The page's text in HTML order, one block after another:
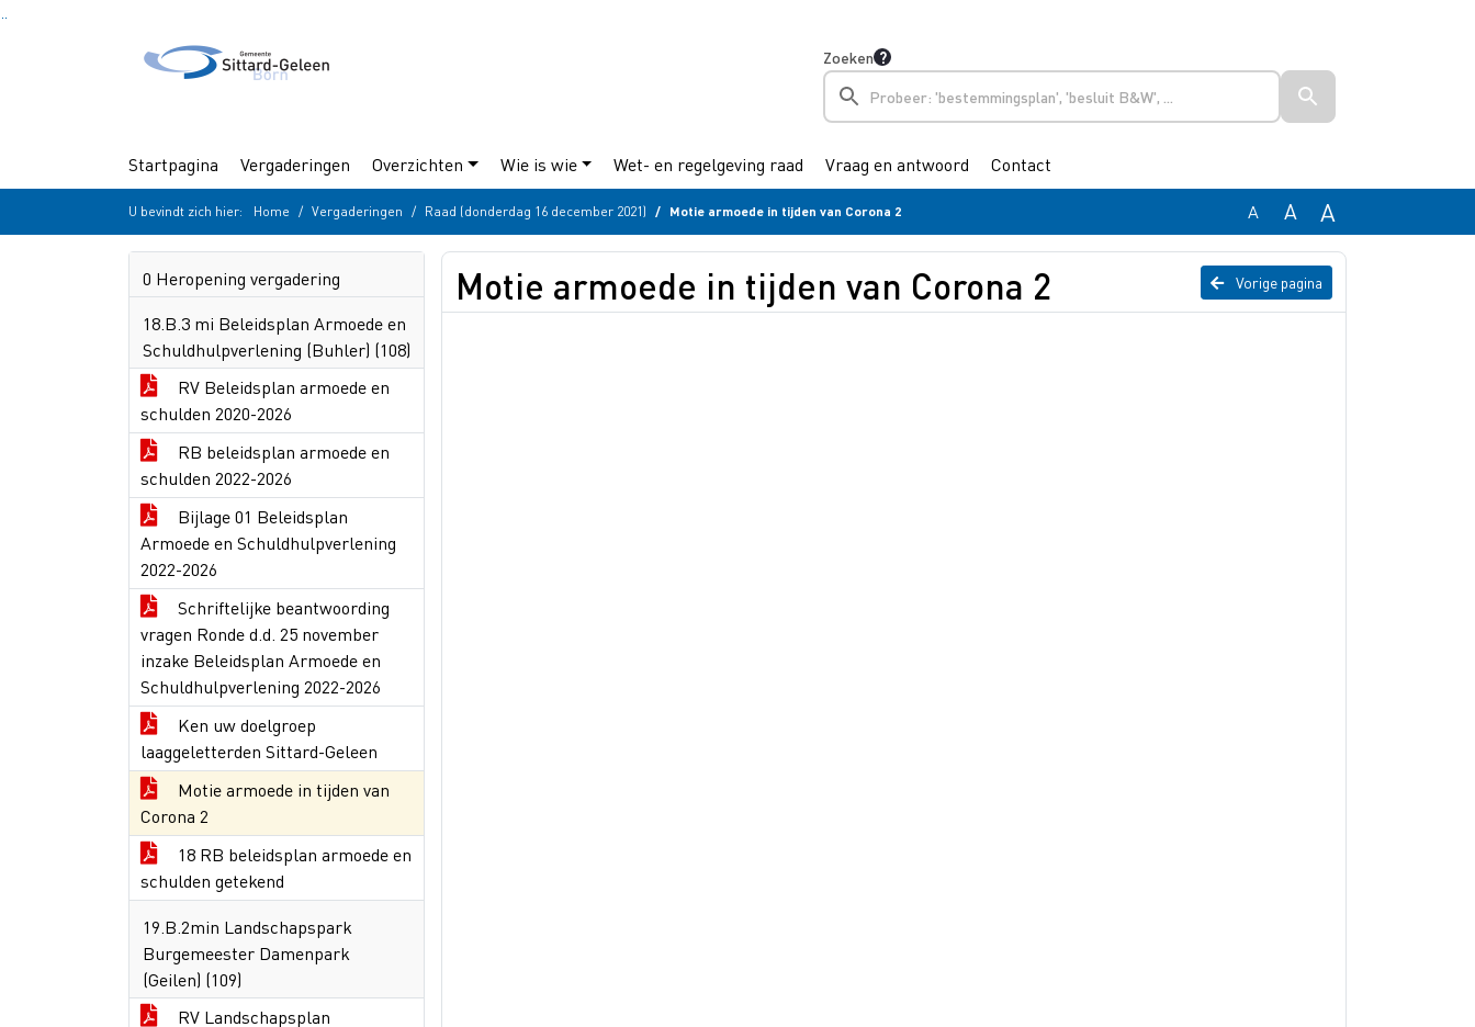
Zoeken
Startpagina Vergaderingen Overzichten Wie is wie Wet- en regelgeving raad Vraag en antwoord Contact
U bevindt zich hier: Home Vergaderingen Raad (donderdag 16 december 2021) Motie armoede in tijden van Corona 2 A A A
0 Heropening vergadering
18.B.3 mi Beleidsplan Armoede en
Schuldhulpverlening (Buhler) (108)
RV Beleidsplan armoede en
schulden 2020-2026
RB beleidsplan armoede en
schulden 2022-2026
Bijlage 01 Beleidsplan
Armoede en Schuldhulpverlening
2022-2026
Schriftelijke beantwoording
vragen Ronde d.d. 25 november
inzake Beleidsplan Armoede en
Schuldhulpverlening 2022-2026
Ken uw doelgroep
laaggeletterden Sittard-Geleen
Motie armoede in tijden van
Corona 2
18 RB beleidsplan armoede en
schulden getekend
19.B.2min Landschapspark
Burgemeester Damenpark
(Geilen) (109)
RV Landschapsplan
Vorige pagina
Motie armoede in tijden van Corona 2